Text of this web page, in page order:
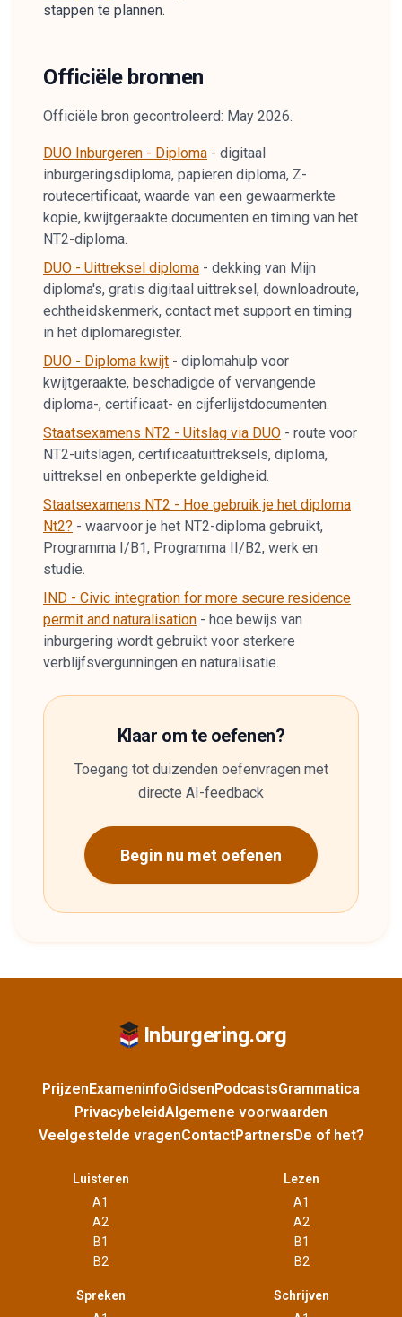
stappen te plannen.
Officiële bronnen
Officiële bron gecontroleerd: May 2026.
DUO Inburgeren - Diploma - digitaal
inburgeringsdiploma, papieren diploma, Z-
routecertificaat, waarde van een gewaarmerkte
kopie, kwijtgeraakte documenten en timing van het
NT2-diploma.
DUO - Uittreksel diploma - dekking van Mijn
diploma's, gratis digitaal uittreksel, downloadroute,
echtheidskenmerk, contact met support en timing
in het diplomaregister.
DUO - Diploma kwijt - diplomahulp voor
kwijtgeraakte, beschadigde of vervangende
diploma-, certificaat- en cijferlijstdocumenten.
Staatsexamens NT2 - Uitslag via DUO - route voor
NT2-uitslagen, certificaatuittreksels, diploma,
uittreksel en onbeperkte geldigheid.
Staatsexamens NT2 - Hoe gebruik je het diploma
Nt2? - waarvoor je het NT2-diploma gebruikt,
Programma I/B1, Programma II/B2, werk en
studie.
IND - Civic integration for more secure residence
permit and naturalisation - hoe bewijs van
inburgering wordt gebruikt voor sterkere
verblijfsvergunningen en naturalisatie.
Klaar om te oefenen?
Toegang tot duizenden oefenvragen met
directe AI-feedback
Begin nu met oefenen
Inburgering.org
PrijzenExameninfoGidsenPodcastsGrammatica
PrivacybeleidAlgemene voorwaarden
Veelgestelde vragenContactPartnersDe of het?
Luisteren
A1
A2
B1
B2
Lezen
A1
A2
B1
B2
Spreken
Schrijven